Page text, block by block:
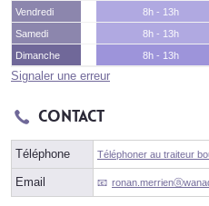
Vendredi
8h - 13h
Samedi
8h - 13h
Dimanche
8h - 13h
Signaler une erreur
Contact
Téléphone Téléphoner au traiteur
Email